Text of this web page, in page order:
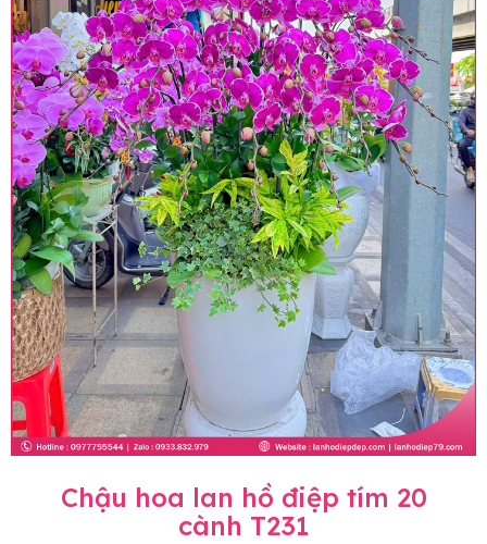
Chậu hoa lan hồ điệp tím 20
cành T231